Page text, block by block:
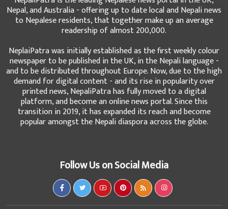
Nepal, and Australia - offering up to date local and Nepali news
to Nepalese residents, that together make up an average
readership of almost 200,000.
NeplaiPatra was initially established as the first weekly colour
newspaper to be published in the UK, in the Nepali language -
and to be distributed throughout Europe. Now, due to the high
demand for digital content - and its rise in popularity over
printed news, NepaliPatra has fully moved to a digital
platform, and become an online news portal. Since this
transition in 2019, it has expanded its reach and become
popular amongst the Nepali diaspora across the globe.
Follow Us on Social Media